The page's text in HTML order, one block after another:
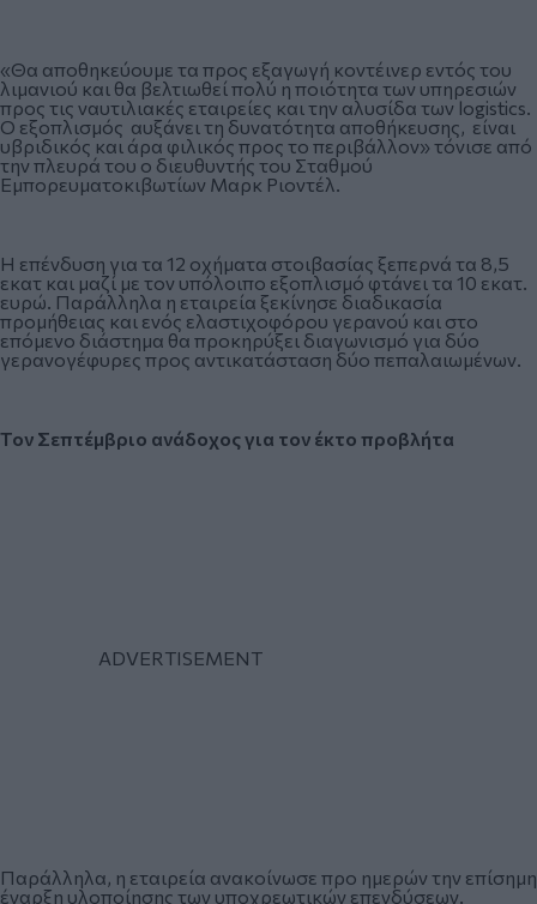
«Θα αποθηκεύουμε τα προς εξαγωγή κοντέινερ εντός του
λιμανιού και θα βελτιωθεί πολύ η ποιότητα των υπηρεσιών
προς τις ναυτιλιακές εταιρείες και την αλυσίδα των logistics.
Ο εξοπλισμός αυξάνει τη δυνατότητα αποθήκευσης, είναι
υβριδικός και άρα φιλικός προς το περιβάλλον» τόνισε από
την πλευρά του ο διευθυντής του Σταθμού
Εμπορευματοκιβωτίων Μαρκ Ριοντέλ.
Η επένδυση για τα 12 οχήματα στοιβασίας ξεπερνά τα 8,5
εκατ και μαζί με τον υπόλοιπο εξοπλισμό φτάνει τα 10 εκατ.
ευρώ. Παράλληλα η εταιρεία ξεκίνησε διαδικασία
προμήθειας και ενός ελαστιχοφόρου γερανού και στο
επόμενο διάστημα θα προκηρύξει διαγωνισμό για δύο
γερανογέφυρες προς αντικατάσταση δύο πεπαλαιωμένων.
Τον Σεπτέμβριο ανάδοχος για τον έκτο προβλήτα
Παράλληλα, η εταιρεία ανακοίνωσε προ ημερών την επίσημη
έναρξη υλοποίησης των υποχρεωτικών επενδύσεων.